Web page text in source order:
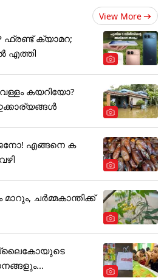
View More
ഫ്രണ്ട് ക്യാമറ;
എത്തി
കയറിയോ?
എങ്ങനെ ക
ചർമ്മകാന്തിക്ക്
സപ്ലൈകോയുടെ